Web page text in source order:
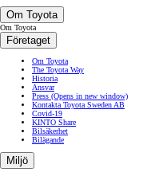
Om Toyota
Om Toyota
Företaget
Om Toyota
The Toyota Way
Historia
Ansvar
Press (Opens in new window)
Kontakta Toyota Sweden AB
Covid-19
KINTO Share
Bilsäkerhet
Bilägande
Miljö